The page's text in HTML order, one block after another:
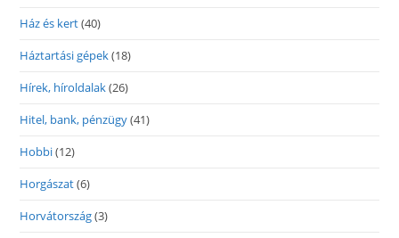
Ház és kert(40)
Háztartási gépek(18)
Hírek, híroldalak(26)
Hitel, bank, pénzügy(41)
Hobbi(12)
Horgászat(6)
Horvátország(3)